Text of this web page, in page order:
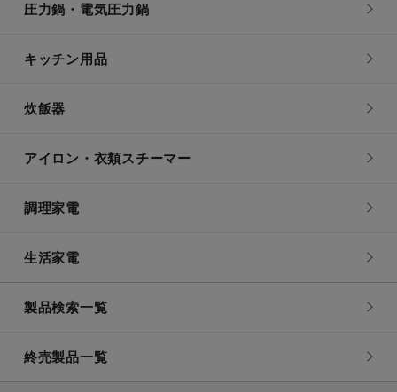
圧力鍋・電気圧力鍋
キッチン用品
炊飯器
アイロン・衣類スチーマー
調理家電
生活家電
製品検索一覧
終売製品一覧